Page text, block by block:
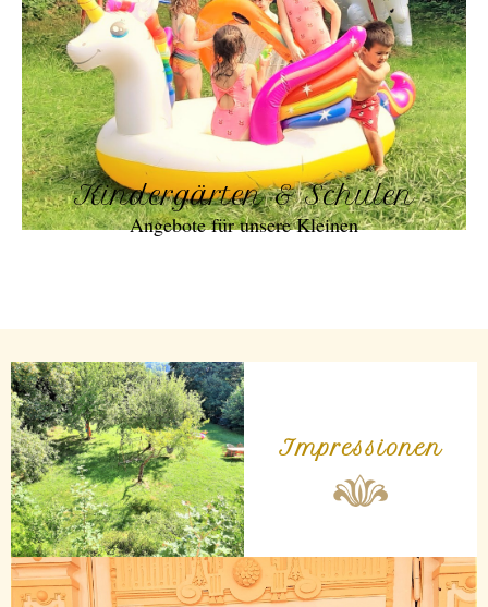
Kindergärten & Schulen
Angebote für unsere Kleinen
Impressionen